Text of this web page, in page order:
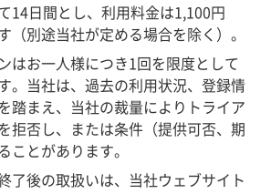
14日間とし、利用料金は1,100円
（別途当社が定める場合を除く）。
はお一人様につき1回を限度として
。当社は、過去の利用状況、登録情
踏まえ、当社の裁量によりトライア
拒否し、または条件（提供可否、期
ことがあります。
了後の取扱いは、当社ウェブサイト